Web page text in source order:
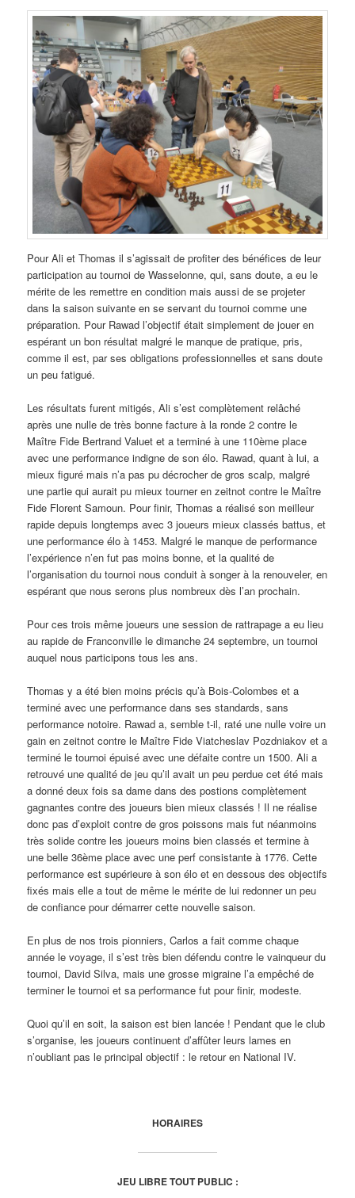
Pour Ali et Thomas il s’agissait de profiter des bénéfices de leur
participation au tournoi de Wasselonne, qui, sans doute, a eu le
mérite de les remettre en condition mais aussi de se projeter
dans la saison suivante en se servant du tournoi comme une
préparation. Pour Rawad l’objectif était simplement de jouer en
espérant un bon résultat malgré le manque de pratique, pris,
comme il est, par ses obligations professionnelles et sans doute
un peu fatigué.
Les résultats furent mitigés, Ali s’est complètement relâché
après une nulle de très bonne facture à la ronde 2 contre le
Maître Fide Bertrand Valuet et a terminé à une 110ème place
avec une performance indigne de son élo. Rawad, quant à lui, a
mieux figuré mais n’a pas pu décrocher de gros scalp, malgré
une partie qui aurait pu mieux tourner en zeitnot contre le Maître
Fide Florent Samoun. Pour finir, Thomas a réalisé son meilleur
rapide depuis longtemps avec 3 joueurs mieux classés battus, et
une performance élo à 1453. Malgré le manque de performance
l’expérience n’en fut pas moins bonne, et la qualité de
l’organisation du tournoi nous conduit à songer à la renouveler, en
espérant que nous serons plus nombreux dès l’an prochain.
Pour ces trois même joueurs une session de rattrapage a eu lieu
au rapide de Franconville le dimanche 24 septembre, un tournoi
auquel nous participons tous les ans.
Thomas y a été bien moins précis qu’à Bois-Colombes et a
terminé avec une performance dans ses standards, sans
performance notoire. Rawad a, semble t-il, raté une nulle voire un
gain en zeitnot contre le Maître Fide Viatcheslav Pozdniakov et a
terminé le tournoi épuisé avec une défaite contre un 1500. Ali a
retrouvé une qualité de jeu qu’il avait un peu perdue cet été mais
a donné deux fois sa dame dans des postions complètement
gagnantes contre des joueurs bien mieux classés ! Il ne réalise
donc pas d’exploit contre de gros poissons mais fut néanmoins
très solide contre les joueurs moins bien classés et termine à
une belle 36ème place avec une perf consistante à 1776. Cette
performance est supérieure à son élo et en dessous des objectifs
fixés mais elle a tout de même le mérite de lui redonner un peu
de confiance pour démarrer cette nouvelle saison.
En plus de nos trois pionniers, Carlos a fait comme chaque
année le voyage, il s’est très bien défendu contre le vainqueur du
tournoi, David Silva, mais une grosse migraine l’a empêché de
terminer le tournoi et sa performance fut pour finir, modeste.
Quoi qu’il en soit, la saison est bien lancée ! Pendant que le club
s’organise, les joueurs continuent d’affûter leurs lames en
n’oubliant pas le principal objectif : le retour en National IV.
HORAIRES
JEU LIBRE TOUT PUBLIC :